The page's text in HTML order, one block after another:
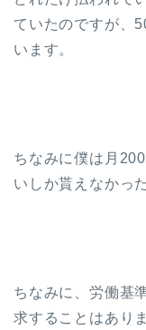
ていたのですが、
います。
ちなみに僕は月
いしか貰えなかっ
ちなみに、労働基
求することはあり